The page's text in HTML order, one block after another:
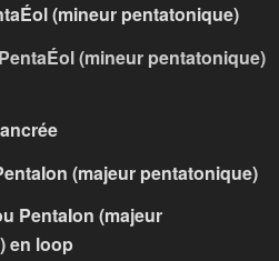
(mineur pentatonique)
(mineur pentatonique)
(majeur pentatonique)
PentaIon (majeur
en loop